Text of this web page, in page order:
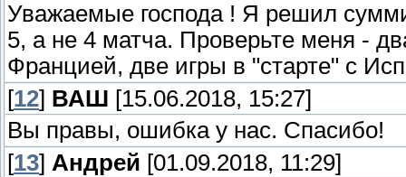
Уважаемые господа ! Я решил
5, а не 4 матча. Проверьте меня -
Францией, две игры в "старте" с
[12] ВАШ [15.06.2018, 15:27]
Вы правы, ошибка у нас. Спасибо!
[13] Андрей [01.09.2018, 11:29]